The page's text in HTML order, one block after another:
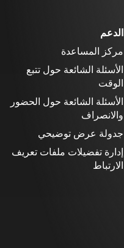
الدعم
مركز المساعدة
الأسئلة الشائعة حول تتبع
الوقت
الأسئلة الشائعة حول الحضور
والانصراف
جدولة عرض توضيحي
إدارة تفضيلات ملفات تعريف
الارتباط